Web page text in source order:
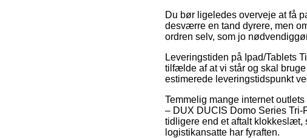
Du bør ligeledes overveje at få
desværre en tand dyrere, men
ordren selv, som jo
Leveringstiden på Ipad/Tablets
tilfælde af at vi står og skal
estimerede leveringstidspunkt
Temmelig mange internet
– DUX DUCIS Domo Series Tri-
tidligere end et aftalt klokkeslæt,
logistikansatte har fyraften.